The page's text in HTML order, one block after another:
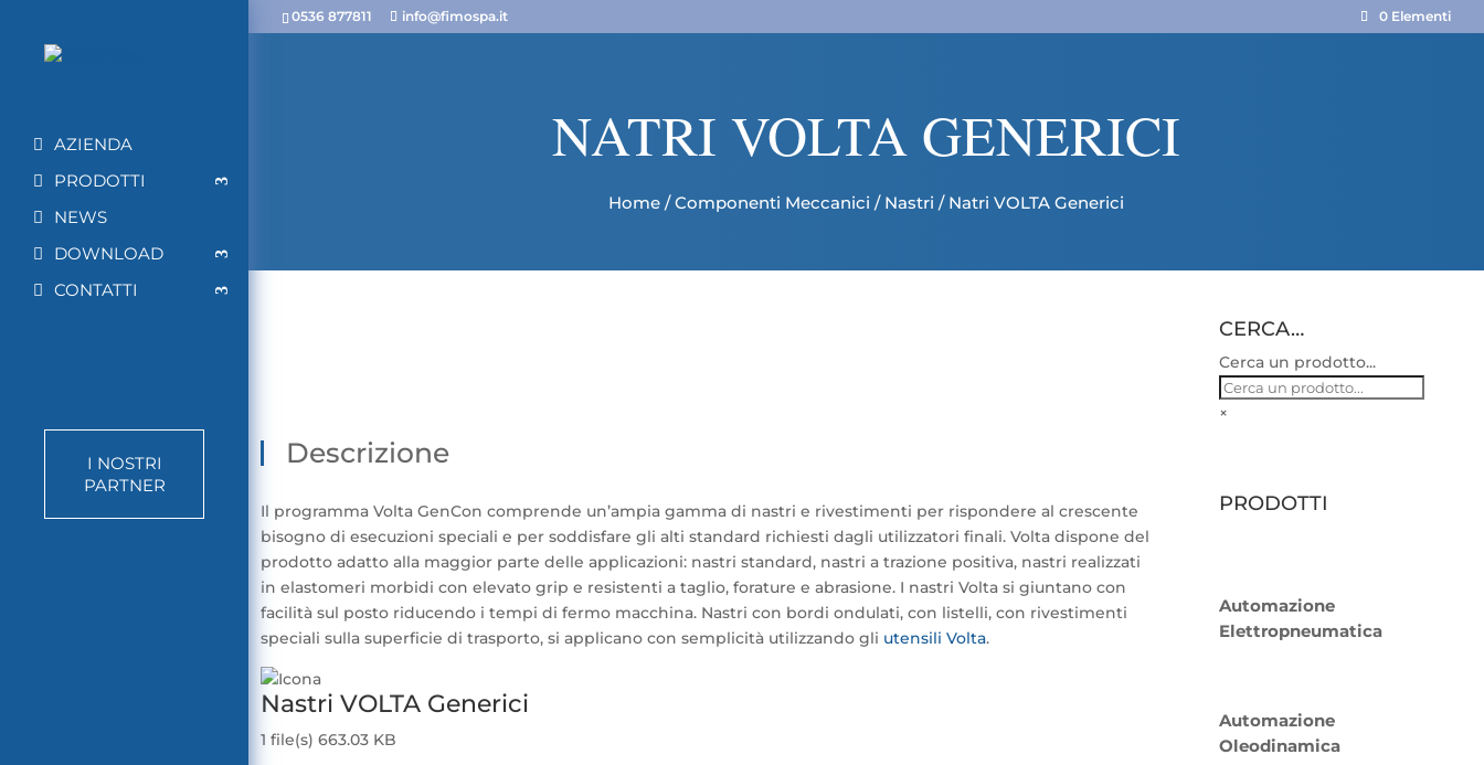
0536 877811 info@fimospa.it 0 Elementi
AZIENDA
PRODOTTI
NEWS
DOWNLOAD
CONTATTI
I NOSTRI
PARTNER
NATRI VOLTA GENERICI
Home /Componenti Meccanici / Nastri / Natri VOLTA Generici
Descrizione
Il programma Volta GenCon comprende un’ampia gamma di nastri e rivestimenti per rispondere al crescente
bisogno di esecuzioni speciali e per soddisfare gli alti standard richiesti dagli utilizzatori finali. Volta dispone del
prodotto adatto alla maggior parte delle applicazioni: nastri standard, nastri a trazione positiva, nastri realizzati
in elastomeri morbidi con elevato grip e resistenti a taglio, forature e abrasione. I nastri Volta si giuntano con
facilità sul posto riducendo i tempi di fermo macchina. Nastri con bordi ondulati, con listelli, con rivestimenti
speciali sulla superficie di trasporto, si applicano con semplicità utilizzando gli utensili Volta.
Nastri VOLTA Generici
1 file(s)663.03 KB
CERCA…
Cerca un prodotto...
×
PRODOTTI
Automazione
Elettropneumatica
Automazione
Oleodinamica